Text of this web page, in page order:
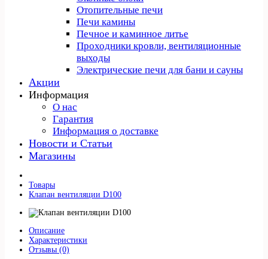
Отопительные печи
Печи камины
Печное и каминное литье
Проходники кровли, вeнтиляционные
выходы
Электрические печи для бани и сауны
Акции
Информация
О нас
Гарантия
Информация о доставке
Новости и Статьи
Магазины
Товары
Клапан вентиляции D100
Описание
Характеристики
Отзывы (0)